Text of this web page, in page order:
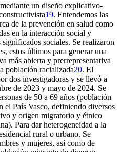
un diseño explicativo-
19. Entendemos las
de la prevención en salud como
en la interacción social y
sociales. Se realizaron
estos últimos para generar una
más abierta y prerrepresentativa
población racializada20. El
dos investigadoras y se llevó a
de 2023 y mayo de 2024. Se
de 50 a 69 años (población
el País Vasco, definiendo diversos
y origen migratorio y étnico
Para dar heterogeneidad a la
rural o urbano. Se
y mujeres, así como de